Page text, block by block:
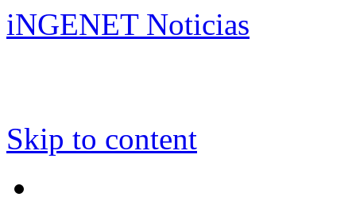
iNGENET Noticias
Skip to content